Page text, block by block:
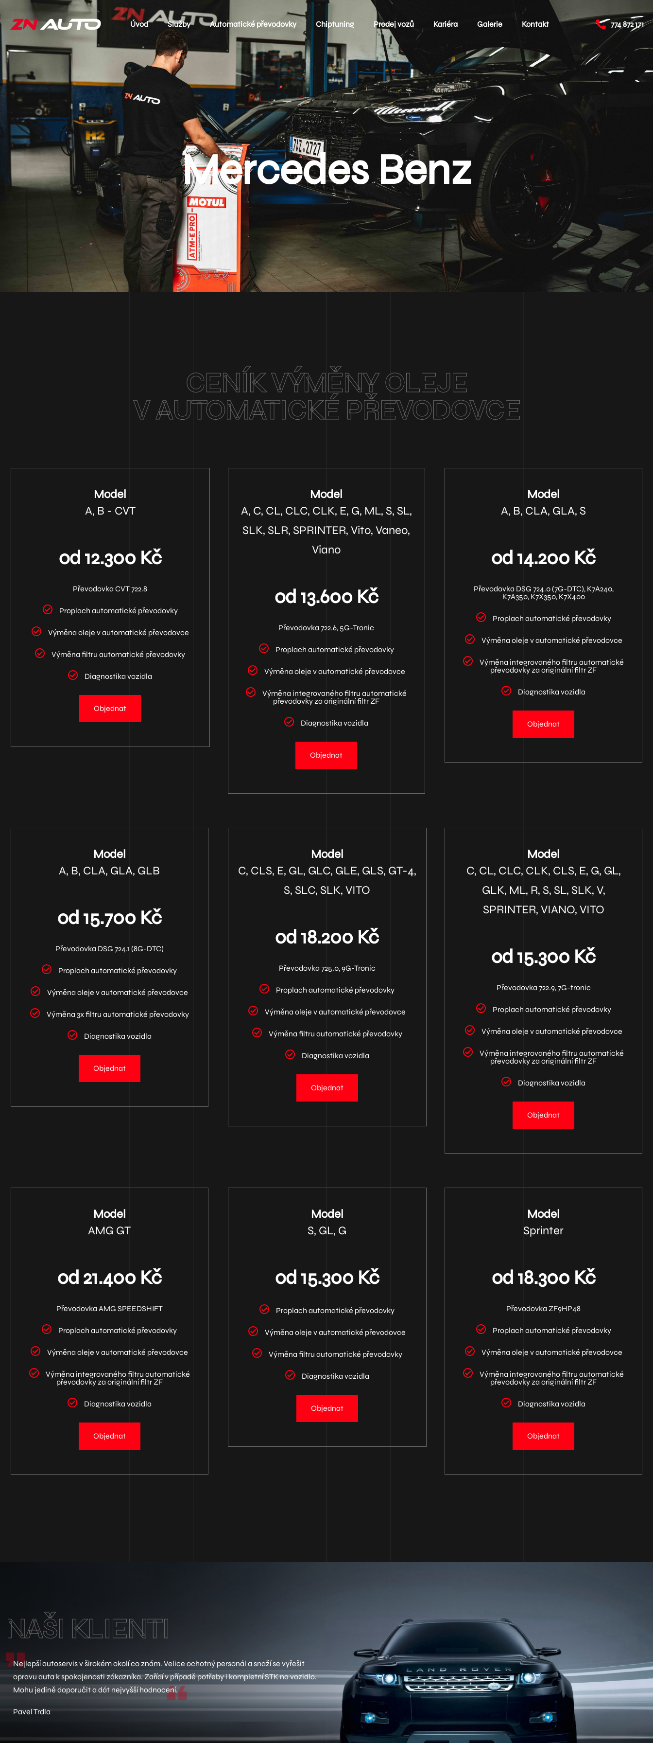
Úvod Služby Automatické převodovky Chiptuning Prodej vozů Kariéra Galerie Kontakt 774 872 171
Mercedes Benz
CENÍK VÝMĚNY OLEJE
V AUTOMATICKÉ PŘEVODOVCE
Model
A, B - CVT
od 12.300 Kč
Převodovka CVT 722.8
Proplach automatické převodovky
Výměna oleje v automatické převodovce
Výměna filtru automatické převodovky
Diagnostika vozidla
Objednat
Model
A, C, CL, CLC, CLK, E, G, ML, S, SL,
SLK, SLR, SPRINTER, Vito, Vaneo,
Viano
od 13.600 Kč
Převodovka 722.6, 5G-Tronic
Proplach automatické převodovky
Výměna oleje v automatické převodovce
Výměna integrovaného filtru automatické
převodovky za originální filtr ZF
Diagnostika vozidla
Objednat
Model
A, B, CLA, GLA, S
od 14.200 Kč
Převodovka DSG 724.0 (7G-DTC), K7A240,
K7A350, K7X350, K7X400
Proplach automatické převodovky
Výměna oleje v automatické převodovce
Výměna integrovaného filtru automatické
převodovky za originální filtr ZF
Diagnostika vozidla
Objednat
Model
A, B, CLA, GLA, GLB
od 15.700 Kč
Převodovka DSG 724.1 (8G-DTC)
Proplach automatické převodovky
Výměna oleje v automatické převodovce
Výměna 3x filtru automatické převodovky
Diagnostika vozidla
Objednat
Model
C, CLS, E, GL, GLC, GLE, GLS, GT-4,
S, SLC, SLK, VITO
od 18.200 Kč
Převodovka 725.0, 9G-Tronic
Proplach automatické převodovky
Výměna oleje v automatické převodovce
Výměna filtru automatické převodovky
Diagnostika vozidla
Objednat
Model
C, CL, CLC, CLK, CLS, E, G, GL,
GLK, ML, R, S, SL, SLK, V,
SPRINTER, VIANO, VITO
od 15.300 Kč
Převodovka 722.9, 7G-tronic
Proplach automatické převodovky
Výměna oleje v automatické převodovce
Výměna integrovaného filtru automatické
převodovky za originální filtr ZF
Diagnostika vozidla
Objednat
Model
AMG GT
od 21.400 Kč
Převodovka AMG SPEEDSHIFT
Proplach automatické převodovky
Výměna oleje v automatické převodovce
Výměna integrovaného filtru automatické
převodovky za originální filtr ZF
Diagnostika vozidla
Objednat
Model
S, GL, G
od 15.300 Kč
Proplach automatické převodovky
Výměna oleje v automatické převodovce
Výměna filtru automatické převodovky
Diagnostika vozidla
Objednat
Model
Sprinter
od 18.300 Kč
Převodovka ZF9HP48
Proplach automatické převodovky
Výměna oleje v automatické převodovce
Výměna integrovaného filtru automatické
převodovky za originální filtr ZF
Diagnostika vozidla
Objednat
NAŠI KLIENTI
Nejlepší autoservis v širokém okolí co znám. Velice ochotný personál a snaží se vyřešit
opravu auta k spokojenosti zákazníka. Zařídí v případě potřeby i kompletní STK na vozidlo.
Mohu jedině doporučit a dát nejvyšší hodnocení.
Pavel Trdla